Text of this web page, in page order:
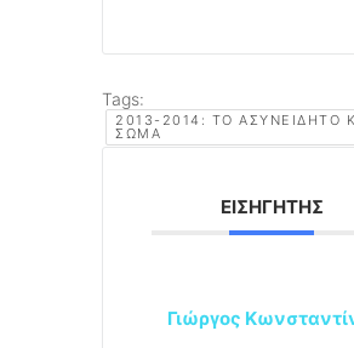
Tags:
2013-2014: ΤΟ ΑΣΥΝΕΊΔΗΤΟ
ΣΏΜΑ
ΕΙΣΗΓΗΤΉΣ
Γιώργος